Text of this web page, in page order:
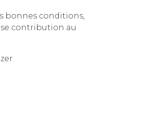
bonnes conditions,
contribution au